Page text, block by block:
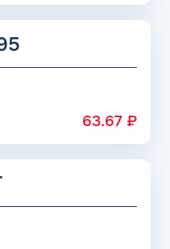
63.67 ₽